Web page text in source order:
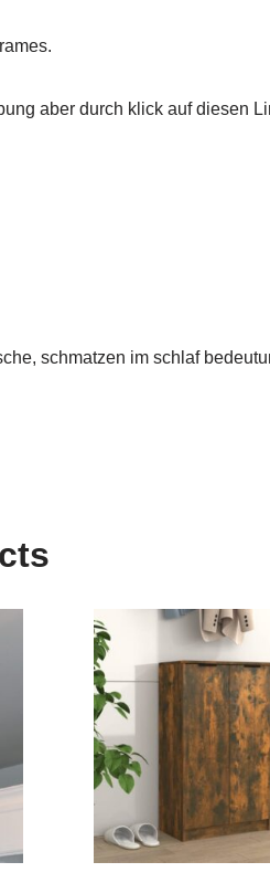
aber durch klick auf diesen
schmatzen im schlaf